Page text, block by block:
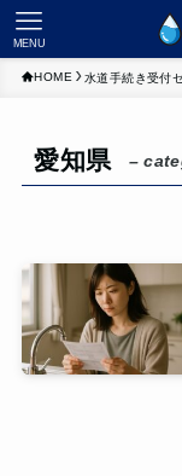
MENU
HOME 水道手続き受付
愛知県 –